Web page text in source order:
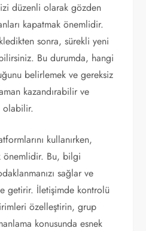
düzenli olarak gözden
kapatmak önemlidir.
sonra, sürekli yeni
Bu durumda, hangi
belirlemek ve gereksiz
kazandırabilir ve
olabilir.
kullanırken,
önemlidir. Bu, bilgi
sağlar ve
getirir. İletişimde kontrolü
özelleştirin, grup
konusunda esnek